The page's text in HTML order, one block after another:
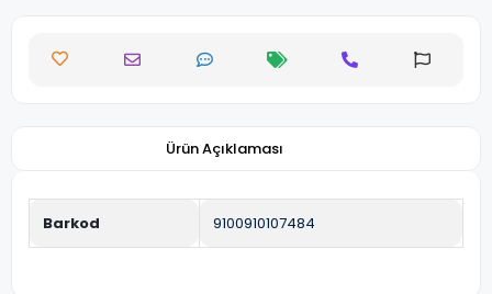
Ürün Açıklaması
Barkod 9100910107484